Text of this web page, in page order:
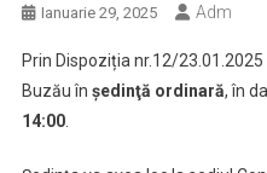
Ianuarie 29, 2025 Adm
Prin Dispoziția nr.12/
Buzău în şedinţă ordinară, în
14:00.